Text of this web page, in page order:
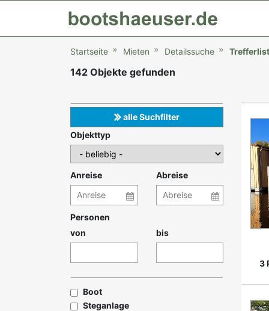
Startseite Mieten Detailssuche
142 Objekte gefunden
Angebote*
alle Suchfilter
Objekttyp
Anreise Abreise
Personen
von
bis
Boot
Steganlage
3